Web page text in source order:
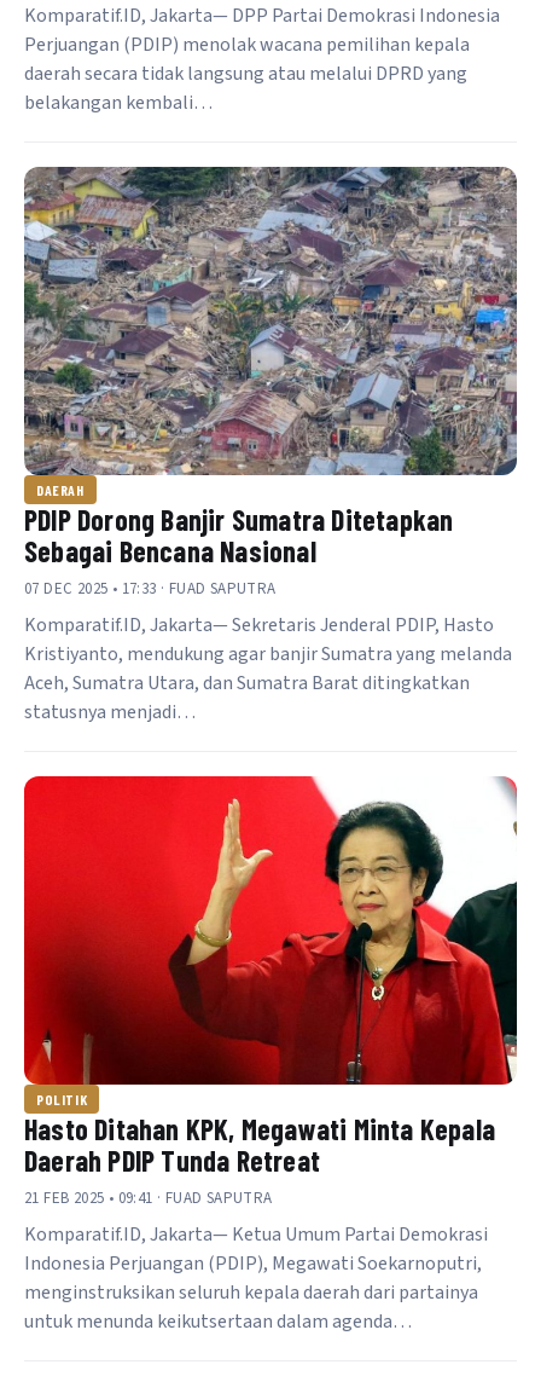
Komparatif.ID, Jakarta— DPP Partai Demokrasi Indonesia
Perjuangan (PDIP) menolak wacana pemilihan kepala
daerah secara tidak langsung atau melalui DPRD yang
belakangan kembali…
DAERAH
PDIP Dorong Banjir Sumatra Ditetapkan
Sebagai Bencana Nasional
07 DEC 2025 • 17:33 · FUAD SAPUTRA
Komparatif.ID, Jakarta— Sekretaris Jenderal PDIP, Hasto
Kristiyanto, mendukung agar banjir Sumatra yang melanda
Aceh, Sumatra Utara, dan Sumatra Barat ditingkatkan
statusnya menjadi…
POLITIK
Hasto Ditahan KPK, Megawati Minta Kepala
Daerah PDIP Tunda Retreat
21 FEB 2025 • 09:41 · FUAD SAPUTRA
Komparatif.ID, Jakarta— Ketua Umum Partai Demokrasi
Indonesia Perjuangan (PDIP), Megawati Soekarnoputri,
menginstruksikan seluruh kepala daerah dari partainya
untuk menunda keikutsertaan dalam agenda…